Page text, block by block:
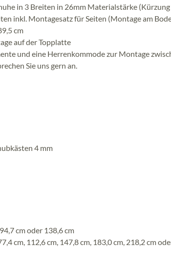
in 3 Breiten in 26mm Materialstärke
inkl. Montagesatz für Seiten (Montage am
cm
auf der Topplatte
und eine Herrenkommode zur Montage
Sie uns gern an.
4 mm
cm oder 138,6 cm
cm, 112,6 cm, 147,8 cm, 183,0 cm, 218,2 cm